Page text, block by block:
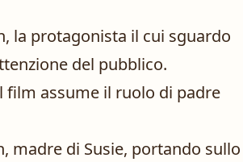
la protagonista il cui sguardo
del pubblico.
film assume il ruolo di padre
madre di Susie, portando sullo